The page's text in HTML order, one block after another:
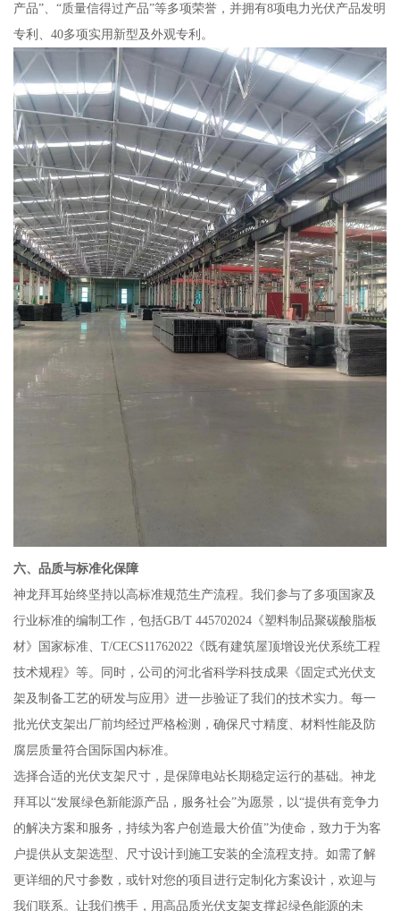
产品”、“质量信得过产品”等多项荣誉，并拥有8项电力光伏产品发明
专利、40多项实用新型及外观专利。
六、品质与标准化保障
神龙拜耳始终坚持以高标准规范生产流程。我们参与了多项国家及
行业标准的编制工作，包括GB/T 445702024《塑料制品聚碳酸脂板
材》国家标准、T/CECS11762022《既有建筑屋顶增设光伏系统工程
技术规程》等。同时，公司的河北省科学科技成果《固定式光伏支
架及制备工艺的研发与应用》进一步验证了我们的技术实力。每一
批光伏支架出厂前均经过严格检测，确保尺寸精度、材料性能及防
腐层质量符合国际国内标准。
选择合适的光伏支架尺寸，是保障电站长期稳定运行的基础。神龙
拜耳以“发展绿色新能源产品，服务社会”为愿景，以“提供有竞争力
的解决方案和服务，持续为客户创造最大价值”为使命，致力于为客
户提供从支架选型、尺寸设计到施工安装的全流程支持。如需了解
更详细的尺寸参数，或针对您的项目进行定制化方案设计，欢迎与
我们联系。让我们携手，用高品质光伏支架支撑起绿色能源的未